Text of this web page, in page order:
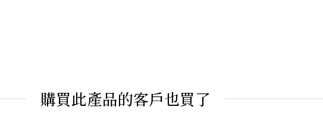
購買此產品的客戶也買了